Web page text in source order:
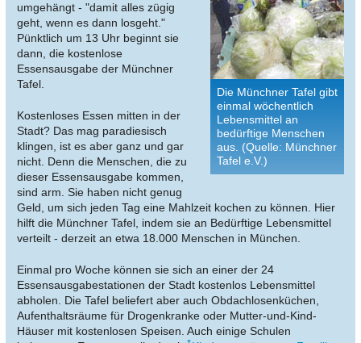
Die Münchner Tafel gibt
einmal wöchentlich
Lebensmittel an
bedürftige Menschen
aus. (Quelle: Münchner
Tafel e.V.)
umgehängt - "damit alles zügig
geht, wenn es dann losgeht."
Pünktlich um 13 Uhr beginnt sie
dann, die kostenlose
Essensausgabe der Münchner
Tafel.
Kostenloses Essen mitten in der
Stadt? Das mag paradiesisch
klingen, ist es aber ganz und gar
nicht. Denn die Menschen, die zu
dieser Essensausgabe kommen,
sind arm. Sie haben nicht genug
Geld, um sich jeden Tag eine Mahlzeit kochen zu können. Hier
hilft die Münchner Tafel, indem sie an Bedürftige Lebensmittel
verteilt - derzeit an etwa 18.000 Menschen in München.
Einmal pro Woche können sie sich an einer der 24
Essensausgabestationen der Stadt kostenlos Lebensmittel
abholen. Die Tafel beliefert aber auch Obdachlosenküchen,
Aufenthaltsräume für Drogenkranke oder Mutter-und-Kind-
Häuser mit kostenlosen Speisen. Auch einige Schulen